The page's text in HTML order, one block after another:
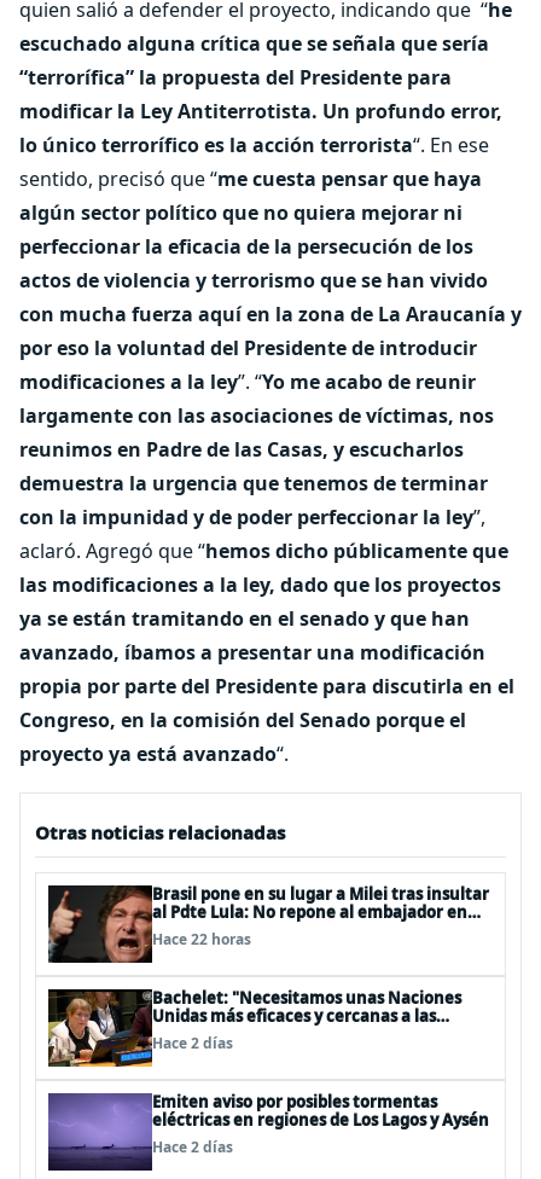
quien salió a defender el proyecto, indicando que “he
escuchado alguna crítica que se señala que sería
“terrorífica” la propuesta del Presidente para
modificar la Ley Antiterrotista. Un profundo error,
lo único terrorífico es la acción terrorista“. En ese
sentido, precisó que “me cuesta pensar que haya
algún sector político que no quiera mejorar ni
perfeccionar la eficacia de la persecución de los
actos de violencia y terrorismo que se han vivido
con mucha fuerza aquí en la zona de La Araucanía y
por eso la voluntad del Presidente de introducir
modificaciones a la ley”. “Yo me acabo de reunir
largamente con las asociaciones de víctimas, nos
reunimos en Padre de las Casas, y escucharlos
demuestra la urgencia que tenemos de terminar
con la impunidad y de poder perfeccionar la ley”,
aclaró. Agregó que “hemos dicho públicamente que
las modificaciones a la ley, dado que los proyectos
ya se están tramitando en el senado y que han
avanzado, íbamos a presentar una modificación
propia por parte del Presidente para discutirla en el
Congreso, en la comisión del Senado porque el
proyecto ya está avanzado“.
Otras noticias relacionadas
Brasil pone en su lugar a Milei tras insultar
al Pdte Lula: No repone al embajador en
BBSS y rebaja la relación bilateral
Hace 22 horas
Bachelet: "Necesitamos unas Naciones
Unidas más eficaces y cercanas a las
personas"
Hace 2 días
Emiten aviso por posibles tormentas
eléctricas en regiones de Los Lagos y Aysén
Hace 2 días